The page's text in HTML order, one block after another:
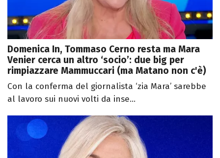
Domenica In, Tommaso Cerno resta ma Mara
Venier cerca un altro ‘socio’: due big per
rimpiazzare Mammuccari (ma Matano non c'è)
Con la conferma del giornalista ‘zia Mara’ sarebbe
al lavoro sui nuovi volti da inse...